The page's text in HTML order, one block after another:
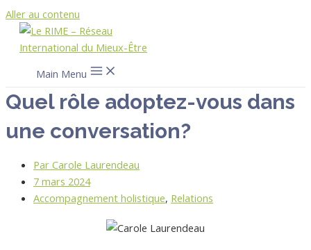
Aller au contenu
Main Menu
Quel rôle adoptez-vous dans
une conversation?
Par Carole Laurendeau
7 mars 2024
Accompagnement holistique, Relations